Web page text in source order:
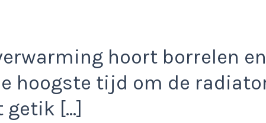
hoort borrelen en
hoogste tijd om de
getik […]